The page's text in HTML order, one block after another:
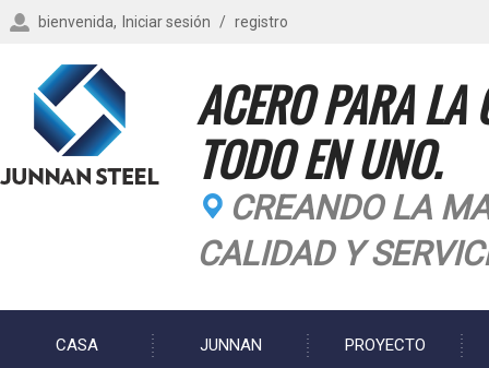
bienvenida, Iniciar sesión / registro
ACERO PARA LA
TODO EN UNO.
CREANDO LA
CALIDAD Y
CASA JUNNAN PROYECTO